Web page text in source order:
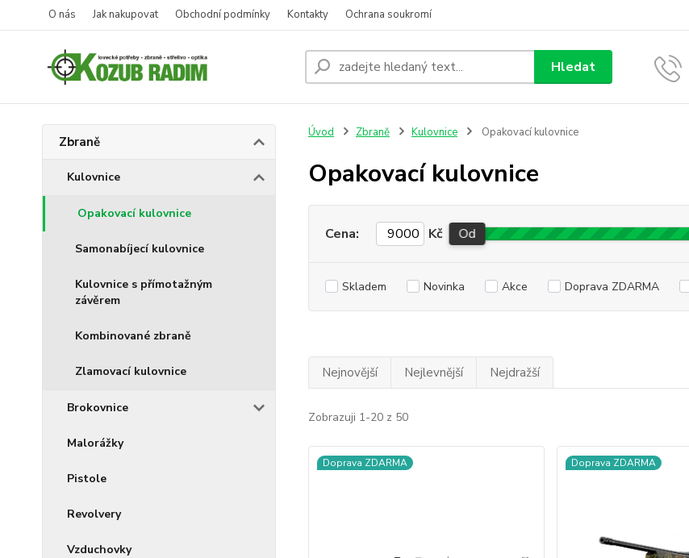
O nás Jak nakupovat Obchodní podmínky Kontakty Ochrana soukromí
Hledat
Zbraně
Kulovnice
Opakovací kulovnice
Samonabíjecí kulovnice
Kulovnice s přímotažným
závěrem
Kombinované zbraně
Zlamovací kulovnice
Brokovnice
Malorážky
Pistole
Revolvery
Vzduchovky
Úvod Zbraně Kulovnice Opakovací kulovnice
Opakovací kulovnice
Cena: Kč Od
Skladem Novinka Akce Doprava ZDARMA
Nejnovější Nejlevnější Nejdražší
Zobrazuji 1-20 z 50
Doprava ZDARMA Doprava ZDARMA